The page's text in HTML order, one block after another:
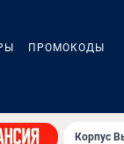
ПРОМОКОДЫ
Корпус